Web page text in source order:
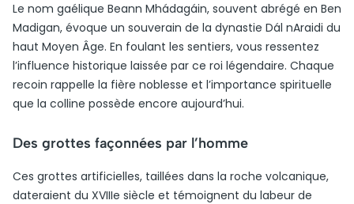
Le nom gaélique Beann Mhádagáin, souvent abrégé en Ben
Madigan, évoque un souverain de la dynastie Dál nAraidi du
haut Moyen Âge. En foulant les sentiers, vous ressentez
l’influence historique laissée par ce roi légendaire. Chaque
recoin rappelle la fière noblesse et l’importance spirituelle
que la colline possède encore aujourd’hui.
Des grottes façonnées par l’homme
Ces grottes artificielles, taillées dans la roche volcanique,
dateraient du XVIIIe siècle et témoignent du labeur de